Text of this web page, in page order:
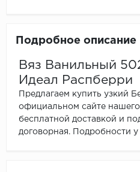
Подробное описание
Вяз Ванильный
Идеал Распберри
Предлагаем купить узкий
официальном сайте нашего
бесплатной доставкой и
договорная. Подробности